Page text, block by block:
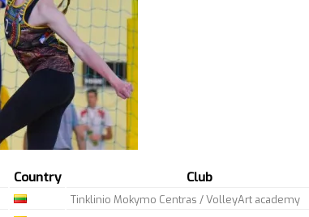
Country Club
Tinklinio Mokymo Centras / VolleyArt academy